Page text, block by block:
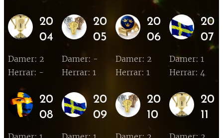
20
04
Damer: 2
Herrar: -
20
05
Damer: -
Herrar: 1
20
06
Damer: 2
Herrar: 1
20
07
Damer: 1
Herrar: 4
20
08
20
09
20
10
20
11